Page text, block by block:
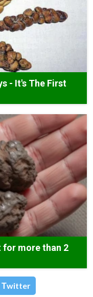
- It's The First
for more than 2
Тwitter